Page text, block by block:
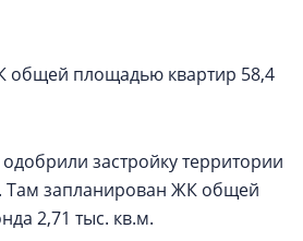
общей площадью квартир 58,4
застройку территории
Там запланирован ЖК общей
2,71 тыс. кв.м.